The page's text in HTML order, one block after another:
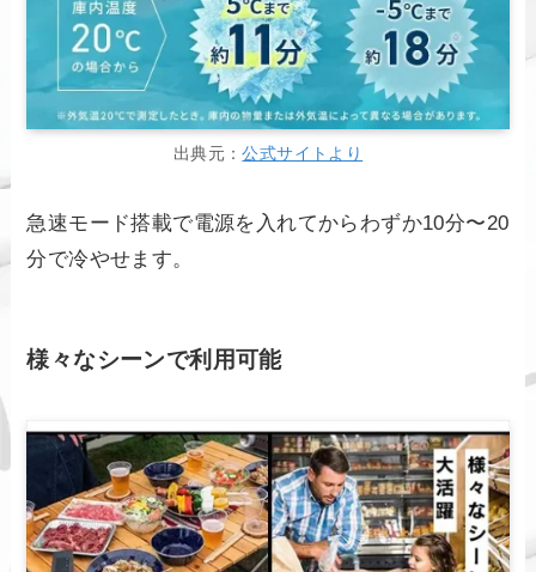
出典元：公式サイトより
急速モード搭載で電源を入れてからわずか10分〜20
分で冷やせます。
様々なシーンで利用可能